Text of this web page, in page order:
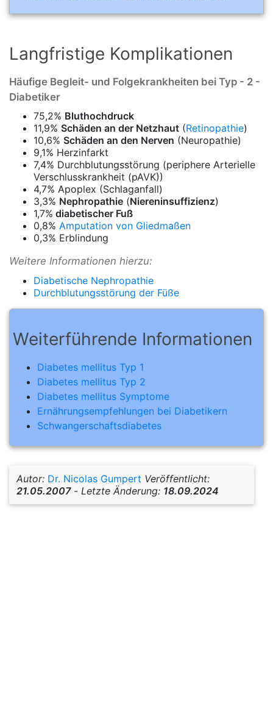
Langfristige Komplikationen
Häufige Begleit- und Folgekrankheiten bei Typ - 2 -
Diabetiker
75,2% Bluthochdruck
11,9% Schäden an der Netzhaut (Retinopathie)
10,6% Schäden an den Nerven (Neuropathie)
9,1% Herzinfarkt
7,4% Durchblutungsstörung (periphere Arterielle
Verschlusskrankheit (pAVK))
4,7% Apoplex (Schlaganfall)
3,3% Nephropathie (Niereninsuffizienz)
1,7% diabetischer Fuß
0,8% Amputation von Gliedmaßen
0,3% Erblindung
Weitere Informationen hierzu:
Diabetische Nephropathie
Durchblutungsstörung der Füße
Weiterführende Informationen
Diabetes mellitus Typ 1
Diabetes mellitus Typ 2
Diabetes mellitus Symptome
Ernährungsempfehlungen bei Diabetikern
Schwangerschaftsdiabetes
Autor: Dr. Nicolas Gumpert Veröffentlicht:
21.05.2007- Letzte Änderung: 18.09.2024